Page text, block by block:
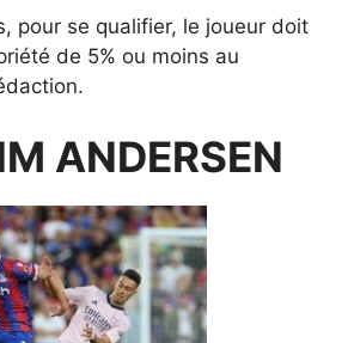
pour se qualifier, le joueur doit
de 5% ou moins au
ANDERSEN